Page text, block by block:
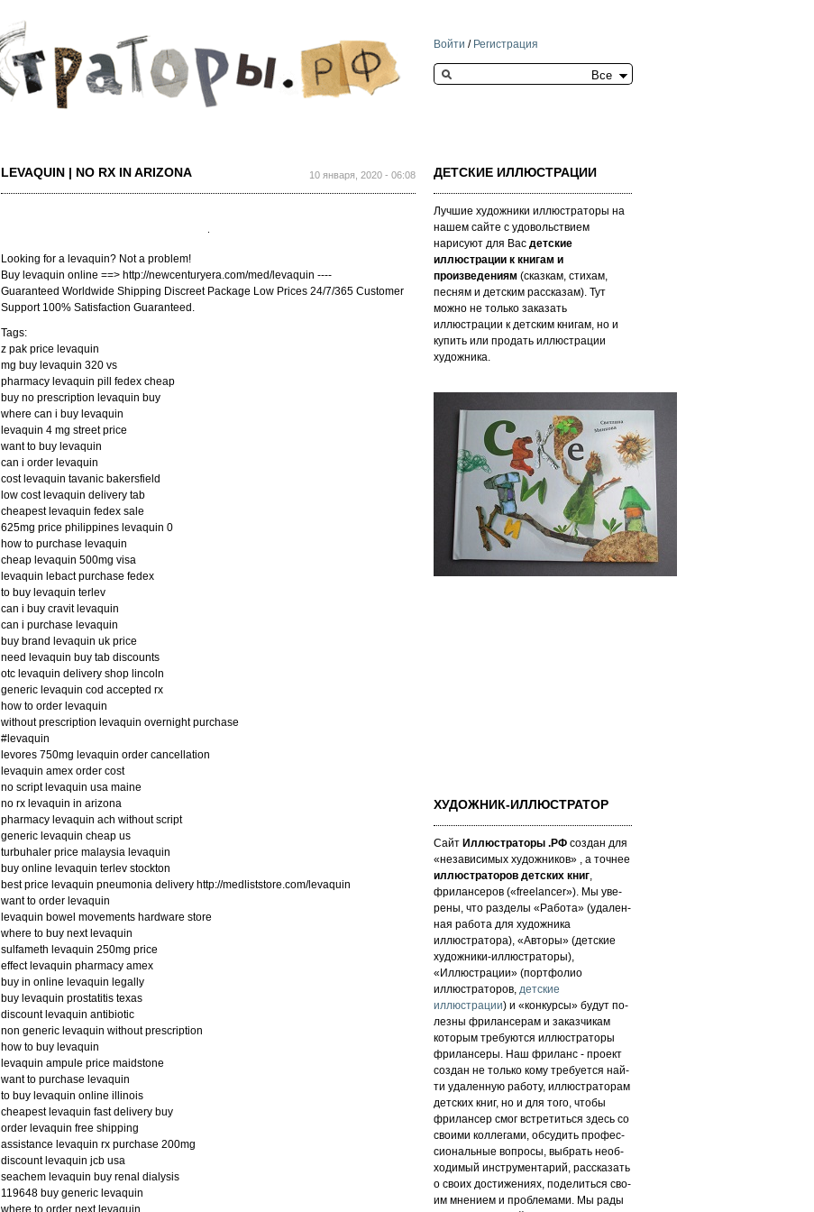
Войти / Регистрация
Search this site
10 января, 2020 - 06:08
LEVAQUIN | NO RX IN ARIZONA
Looking for a levaquin? Not a problem!
Buy levaquin online ==> http://newcenturyera.com/med/levaquin ----
Guaranteed Worldwide Shipping Discreet Package Low Prices 24/7/365 Customer
Support 100% Satisfaction Guaranteed.
Tags:
z pak price levaquin
mg buy levaquin 320 vs
pharmacy levaquin pill fedex cheap
buy no prescription levaquin buy
where can i buy levaquin
levaquin 4 mg street price
want to buy levaquin
can i order levaquin
cost levaquin tavanic bakersfield
low cost levaquin delivery tab
cheapest levaquin fedex sale
625mg price philippines levaquin 0
how to purchase levaquin
cheap levaquin 500mg visa
levaquin lebact purchase fedex
to buy levaquin terlev
can i buy cravit levaquin
can i purchase levaquin
buy brand levaquin uk price
need levaquin buy tab discounts
otc levaquin delivery shop lincoln
generic levaquin cod accepted rx
how to order levaquin
without prescription levaquin overnight purchase
#levaquin
levores 750mg levaquin order cancellation
levaquin amex order cost
no script levaquin usa maine
no rx levaquin in arizona
pharmacy levaquin ach without script
generic levaquin cheap us
turbuhaler price malaysia levaquin
buy online levaquin terlev stockton
best price levaquin pneumonia delivery http://medliststore.com/levaquin
want to order levaquin
levaquin bowel movements hardware store
where to buy next levaquin
sulfameth levaquin 250mg price
effect levaquin pharmacy amex
buy in online levaquin legally
buy levaquin prostatitis texas
discount levaquin antibiotic
non generic levaquin without prescription
how to buy levaquin
levaquin ampule price maidstone
want to purchase levaquin
to buy levaquin online illinois
cheapest levaquin fast delivery buy
order levaquin free shipping
assistance levaquin rx purchase 200mg
discount levaquin jcb usa
seachem levaquin buy renal dialysis
119648 buy generic levaquin
where to order next levaquin
ДЕТСКИЕ ИЛЛЮСТРАЦИИ
Лучшие художники иллюстраторы на
нашем сайте с удовольствием
нарисуют для Вас детские
иллюстрации к книгам и
произведениям (сказкам, стихам,
песням и детским рассказам). Тут
можно не только заказать
иллюстрации к детским книгам, но и
купить или продать иллюстрации
художника.
ХУДОЖНИК-ИЛЛЮСТРАТОР
Сайт Иллюстраторы .РФ создан для
«не­за­ви­си­мых ху­дож­ни­ков» , а точнее
иллюстраторов детских книг,
фрилансеров («fre­elan­cer»). Мы уве­
ре­ны, что раз­де­лы «Работа» (уда­лен­
ная работа для художника
иллюстратора), «Авторы» (детские
художники-иллюстраторы),
«Иллюстрации» (портфолио
иллюстраторов, детские
иллюстрации) и «кон­кур­сы» бу­дут по­
лез­ны фри­лан­се­рам и за­каз­чи­кам
которым требуются иллюстраторы
фрилансеры. Наш фри­ланс - про­ект
соз­дан не толь­ко кому требуется най­
ти уда­лен­ную ра­бо­ту, иллюстраторам
детских книг, но и для то­го, что­бы
фри­лан­сер смог встре­тить­ся здесь со
сво­ими кол­ле­га­ми, об­су­дить про­фес­
си­ональ­ные воп­ро­сы, выб­рать не­об­
хо­ди­мый инс­тру­мен­та­рий, расс­ка­зать
о сво­их дос­ти­же­ни­ях, по­де­лить­ся сво­
им мнением и проб­ле­ма­ми. Мы рады